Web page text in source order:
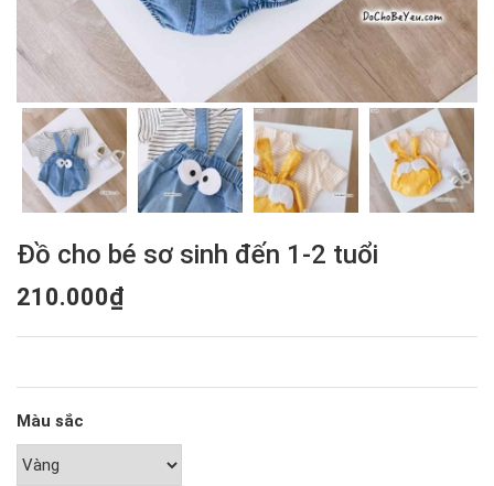
Đồ cho bé sơ sinh đến 1-2 tuổi
210.000₫
Màu sắc